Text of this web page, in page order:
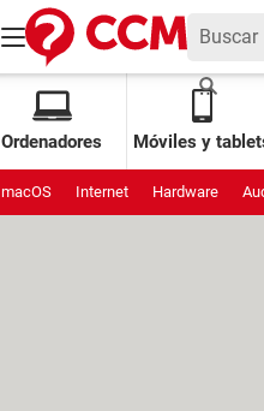
Ordenadores Móviles y
macOS Internet Hardware